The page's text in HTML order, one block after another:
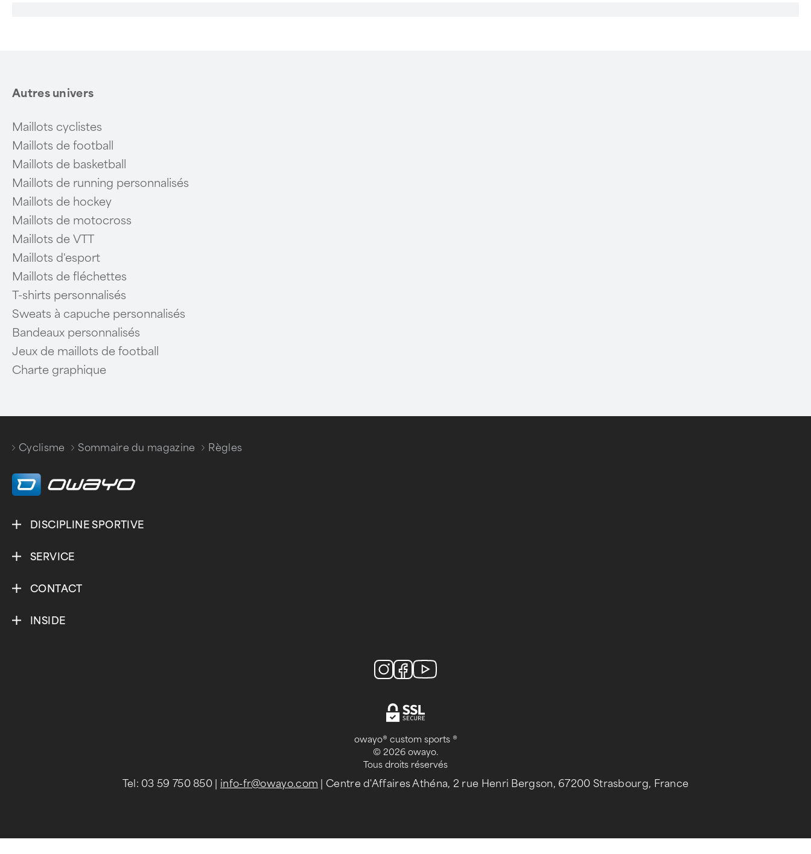
Autres univers
Maillots cyclistes
Maillots de football
Maillots de basketball
Maillots de running personnalisés
Maillots de hockey
Maillots de motocross
Maillots de VTT
Maillots d'esport
Maillots de fléchettes
T-shirts personnalisés
Sweats à capuche personnalisés
Bandeaux personnalisés
Jeux de maillots de football
Charte graphique
Cyclisme
Sommaire du magazine
Règles
DISCIPLINE SPORTIVE
SERVICE
CONTACT
INSIDE
owayo® custom sports ®
© 2026 owayo.
Tous droits réservés
Tel: 03 59 750 850 info-fr@owayo.com | Centre d'Affaires Athéna, 2 rue Henri Bergson, 67200 Strasbourg, France